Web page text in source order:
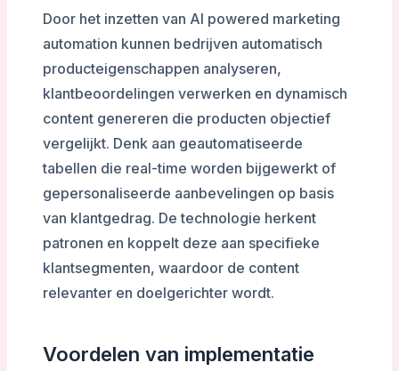
Door het inzetten van AI powered marketing
automation kunnen bedrijven automatisch
producteigenschappen analyseren,
klantbeoordelingen verwerken en dynamisch
content genereren die producten objectief
vergelijkt. Denk aan geautomatiseerde
tabellen die real-time worden bijgewerkt of
gepersonaliseerde aanbevelingen op basis
van klantgedrag. De technologie herkent
patronen en koppelt deze aan specifieke
klantsegmenten, waardoor de content
relevanter en doelgerichter wordt.
Voordelen van implementatie